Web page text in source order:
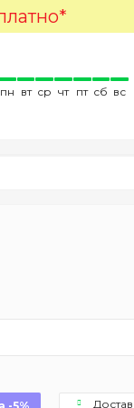
пн вт ср чт пт сб вс